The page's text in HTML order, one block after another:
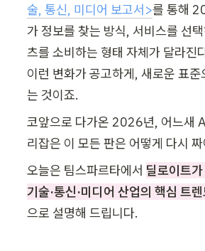
술, 통신, 미디어 보고서>를 통해
가 정보를 찾는 방식, 서비스를 선
츠를 소비하는 형태 자체가 달라진
이런 변화가 공고하게, 새로운 표
는 것이죠.
코앞으로 다가온 2026년, 어느새
리잡은 이 모든 판은 어떻게 다시
오늘은 팀스파르타에서 딜로이트
기술·통신·미디어 산업의 핵심 트
으로 설명해 드립니다.